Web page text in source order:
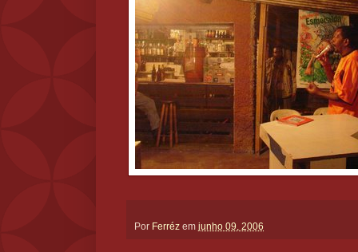
Por Ferréz em junho 09, 2006